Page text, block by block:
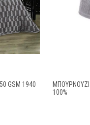
GSM 1940
ΜΠΟΥΡΝΟΥΖΙ
100%